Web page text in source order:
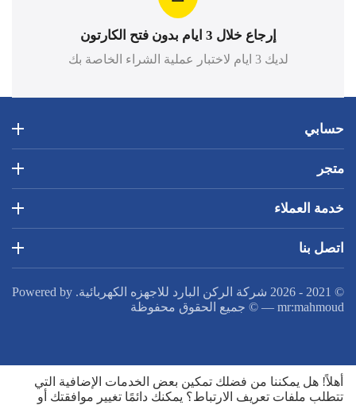
إرجاع خلال 3 ايام بدون فتح الكارتون
لديك 3 ايام لاختبار عملية الشراء الخاصة بك
حسابي
متجر
خدمة العملاء
اتصل بنا
© 2021 - 2026 شركة الركن البارد للاجهزه الكهربائية. Powered by
mr:mahmoud
— © جميع الحقوق محفوظة
أهلاً! هل يمكننا من فضلك تمكين بعض الخدمات الإضافية التي
تتطلب ملفات تعريف الارتباط؟ يمكنك دائمًا تغيير موافقتك أو